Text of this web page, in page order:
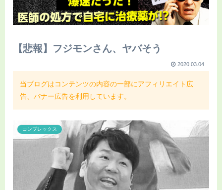
【悲報】フジモンさん、ヤバそう
2020.03.04
当ブログはコンテンツの内容の一部にアフィリエイト広
告、バナー広告を利用しています。
コンプレックス